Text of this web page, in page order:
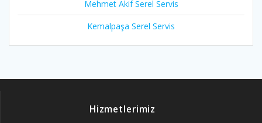
Mehmet Akif Serel Servis
Kemalpaşa Serel Servis
Hizmetlerimiz